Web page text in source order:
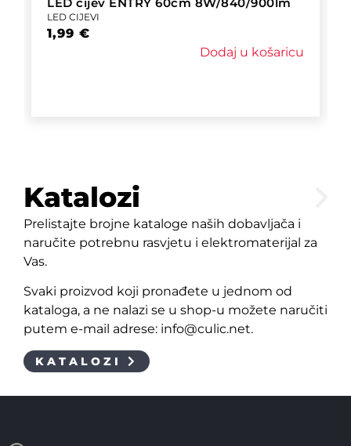
LED CIJEVI
1,99 €
Dodaj u košaricu
Katalozi
Prelistajte brojne kataloge naših dobavljača i
naručite potrebnu rasvjetu i elektromaterijal za
Vas.
Svaki proizvod koji pronađete u jednom od
kataloga, a ne nalazi se u shop-u možete naručiti
putem e-mail adrese: info@culic.net.
KATALOZI